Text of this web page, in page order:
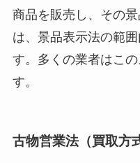
商品を販売し、その
は、景品表示法の範
す。多くの業者はこ
す。
古物営業法（買取方